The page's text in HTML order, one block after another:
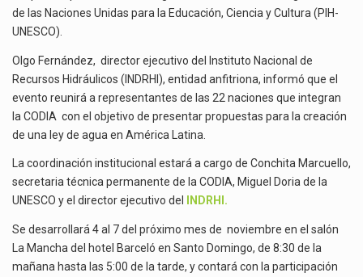
de las Naciones Unidas para la Educación, Ciencia y Cultura (PIH-
UNESCO).
Olgo Fernández, director ejecutivo del Instituto Nacional de
Recursos Hidráulicos (INDRHI), entidad anfitriona, informó que el
evento reunirá a representantes de las 22 naciones que integran
la CODIA con el objetivo de presentar propuestas para la creación
de una ley de agua en América Latina.
La coordinación institucional estará a cargo de Conchita Marcuello,
secretaria técnica permanente de la CODIA, Miguel Doria de la
UNESCO y el director ejecutivo del
INDRHI.
Se desarrollará 4 al 7 del próximo mes de noviembre en el salón
La Mancha del hotel Barceló en Santo Domingo, de 8:30 de la
mañana hasta las 5:00 de la tarde, y contará con la participación